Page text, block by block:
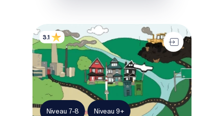
Du plastique dans mon bassin versant
3.1
Niveau 7-8 Niveau 9+